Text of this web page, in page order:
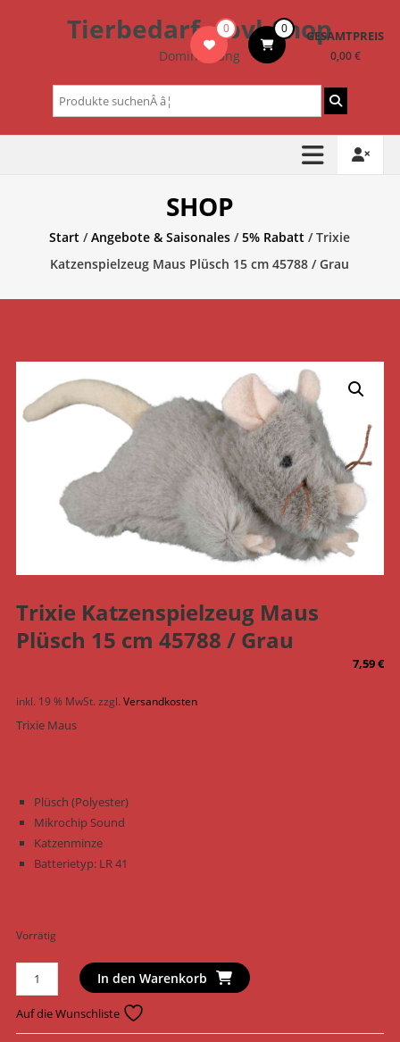
Tierbedarf – bvl-Shop
Dominik Lang
0 0 GESAMTPREIS
0,00 €
Suchen
nach:
SHOP
Start /Angebote & Saisonales /5% Rabatt / Trixie
Katzenspielzeug Maus Plüsch 15 cm 45788 / Grau
Trixie Katzenspielzeug Maus
Plüsch 15 cm 45788 / Grau
7,59€
inkl. 19 % MwSt. zzgl. Versandkosten
Trixie Maus
Plüsch (Polyester)
Mikrochip Sound
Katzenminze
Batterietyp: LR 41
Vorrätig
Trixie
Katzenspielzeug
Maus
Plüsch
In den Warenkorb
Auf die Wunschliste